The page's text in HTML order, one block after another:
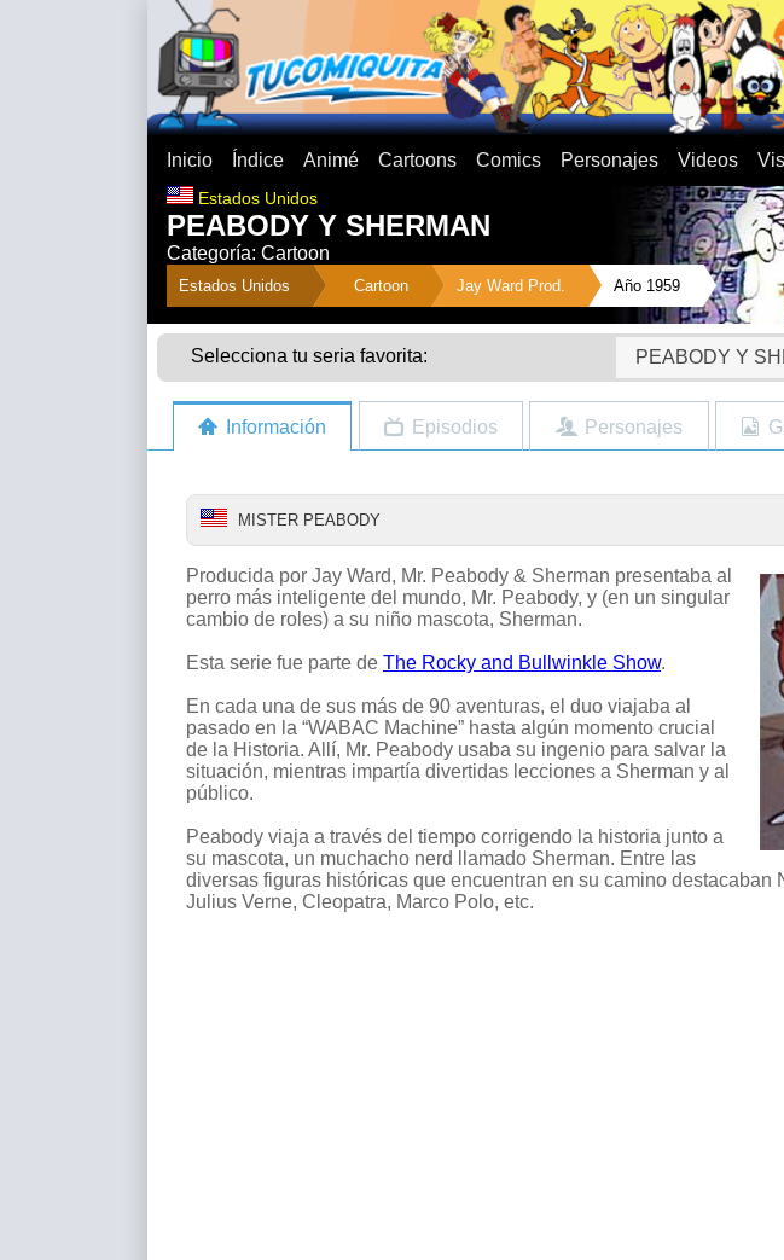
Inicio Índice Animé Cartoons Comics Personajes Videos
Estados Unidos
PEABODY Y SHERMAN
Categoría: Cartoon
Estados Unidos Cartoon Jay Ward Prod. Año 1959
Selecciona tu seria favorita: PEABODY Y
Información Episodios Personajes
MISTER PEABODY
Producida por Jay Ward, Mr. Peabody & Sherman presentaba al
perro más inteligente del mundo, Mr. Peabody, y (en un singular
cambio de roles) a su niño mascota, Sherman.
Esta serie fue parte de The Rocky and Bullwinkle Show.
En cada una de sus más de 90 aventuras, el duo viajaba al
pasado en la “WABAC Machine” hasta algún momento crucial
de la Historia. Allí, Mr. Peabody usaba su ingenio para salvar la
situación, mientras impartía divertidas lecciones a Sherman y al
público.
Peabody viaja a través del tiempo corrigendo la historia junto a
su mascota, un muchacho nerd llamado Sherman. Entre las
diversas figuras históricas que encuentran en su camino destacaban
Julius Verne, Cleopatra, Marco Polo, etc.